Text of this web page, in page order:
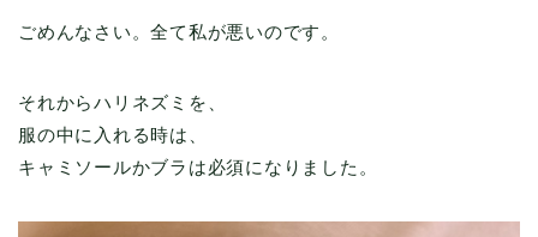
ごめんなさい。全て私が悪いのです。
それからハリネズミを、
服の中に入れる時は、
キャミソールかブラは必須になりました。